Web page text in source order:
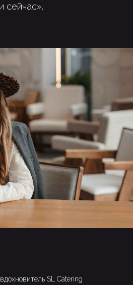
сейчас».
SL Catering
и
Event Catering –
изысков и
и сервировки